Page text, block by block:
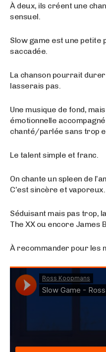
À deux, ils créent une
sensuel.
Slow game est une petite
saccadée.
La chanson pourrait durer
lasserais pas.
Une musique de fond,
émotionnelle accompagné
chanté/parlée sans trop
Le talent simple et franc.
On chante un spleen de
C’est sincère et vaporeux.
Séduisant mais pas trop,
The XX ou encore James
À recommander pour les